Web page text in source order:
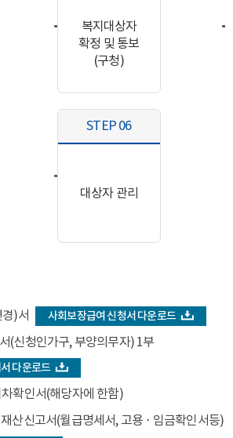
복지대상자
확정 및 통보
(구청)
STEP 06
대상자 관리
)서 사회보장급여 신청서 다운로드
(신청인가구, 부양의무자) 1부
다운로드
확인서(해당자에 한함)
산신고서(월급명세서, 고용 · 임금확인서등)